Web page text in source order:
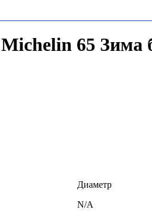
65 Зима
Диаметр
N/A